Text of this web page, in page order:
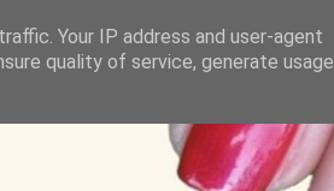
Your IP address and user-agent
quality of service, generate usage